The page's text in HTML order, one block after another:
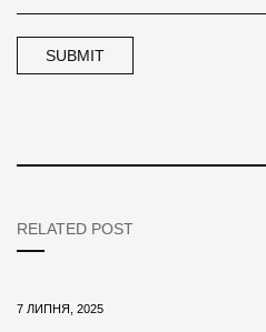
RELATED POST
7 ЛИПНЯ, 2025